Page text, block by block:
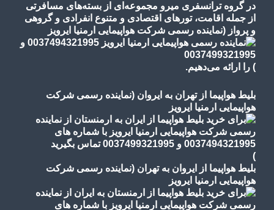
در گروه ترانسفری میرو مجموعه‌ای از بسته‌های مسافرتی
از جمله اقامت، تورهای اقتصادی و متنوع انفرادی و گروهی
و پرواز (نماینده رسمی شرکت هواپیمایی ارمنیا ایرویز
) را ارائه می‌دهیم.
بلیط هواپیما از تهران به ایروان (نماینده رسمی شرکت
هواپیمایی ارمنیا ایرویز
)
بلیط هواپیما از ایروان به تهران (نماینده رسمی شرکت
هواپیمایی ارمنیا ایرویز